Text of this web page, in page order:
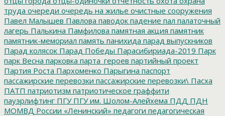
труда очереди очередь на жилье очистные сооружения
Павел Малышев Павлова паводок падение пал палаточный
лагерь Палькина Памфилова памятная акция памятник
памятник-мемориал память панихида парад выпускников
Парад колясок Парад Победы Парасибириада-2019 Парк
парк Весна парковка парта_героев партийный проект
Партия Роста Пархоменко Парыгина паспорт
пассажирские перевозки пассажирские перевозки\ Пасха
ПАТП патриотизм патриотическое граффити
пауэрлифтинг ПГУПГУ им. Шолом-Алейхема ПДД ПДН
МОМВД России «Ленинский» педагоги педагогическая